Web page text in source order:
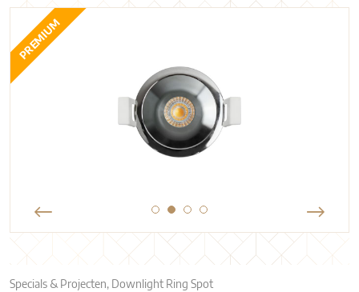
PREMIUM
Specials & Projecten, Downlight Ring Spot